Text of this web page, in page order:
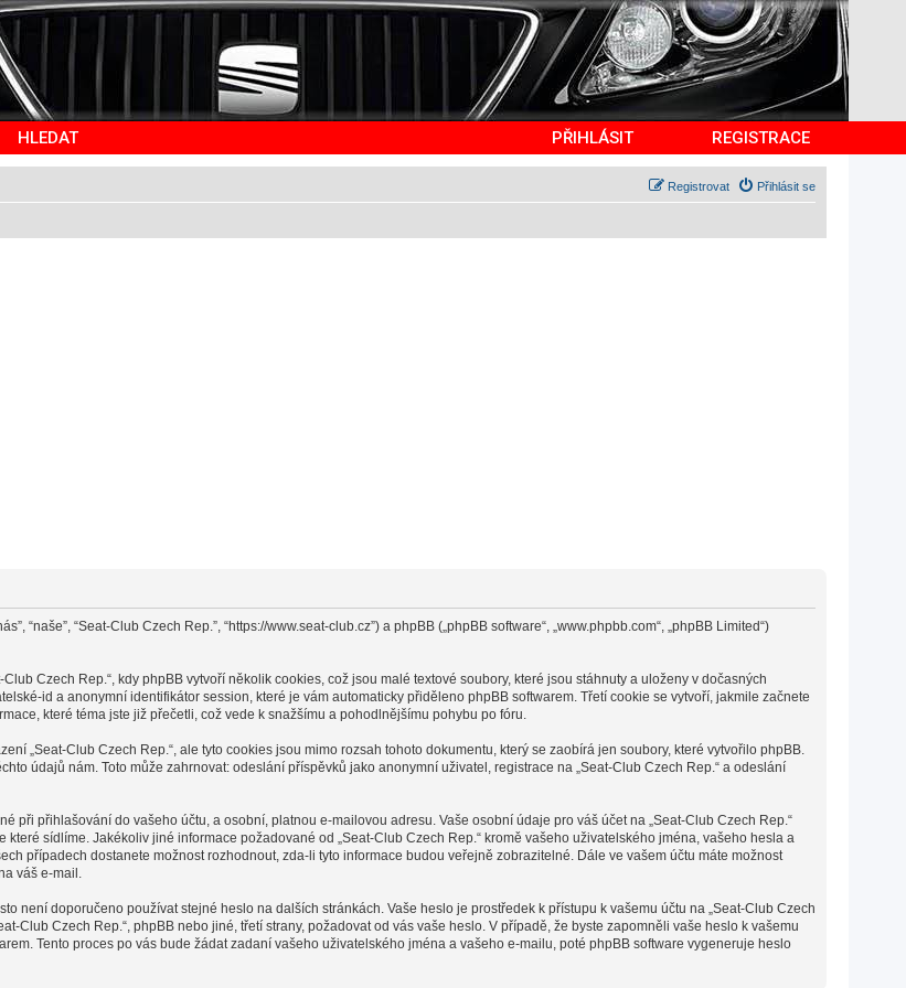
HLEDAT PŘIHLÁSIT REGISTRACE
Přihlásit se
Registrovat
“naše”, “Seat-Club Czech Rep.”, “https://www.seat-club.cz”) a phpBB („phpBB software“, „www.phpbb.com“, „phpBB Limited“)
Czech Rep.“, kdy phpBB vytvoří několik cookies, což jsou malé textové soubory, které jsou stáhnuty a uloženy v dočasných
id a anonymní identifikátor session, které je vám automaticky přiděleno phpBB softwarem. Třetí cookie se vytvoří, jakmile začnete
které téma jste již přečetli, což vede k snažšímu a pohodlnějšímu pohybu po fóru.
„Seat-Club Czech Rep.“, ale tyto cookies jsou mimo rozsah tohoto dokumentu, který se zaobírá jen soubory, které vytvořilo phpBB.
údajů nám. Toto může zahrnovat: odeslání příspěvků jako anonymní uživatel, registrace na „Seat-Club Czech Rep.“ a odeslání
při přihlašování do vašeho účtu, a osobní, platnou e-mailovou adresu. Vaše osobní údaje pro váš účet na „Seat-Club Czech Rep.“
sídlíme. Jakékoliv jiné informace požadované od „Seat-Club Czech Rep.“ kromě vašeho uživatelského jména, vašeho hesla a
případech dostanete možnost rozhodnout, zda-li tyto informace budou veřejně zobrazitelné. Dále ve vašem účtu máte možnost
váš e-mail.
není doporučeno používat stejné heslo na dalších stránkách. Vaše heslo je prostředek k přístupu k vašemu účtu na „Seat-Club Czech
Club Czech Rep.“, phpBB nebo jiné, třetí strany, požadovat od vás vaše heslo. V případě, že byste zapomněli vaše heslo k vašemu
Tento proces po vás bude žádat zadaní vašeho uživatelského jména a vašeho e-mailu, poté phpBB software vygeneruje heslo